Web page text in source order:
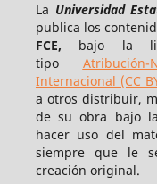
La Universidad
publica los
FCE, bajo la
tipo
Internacional (CC
a otros distribuir,
de su obra bajo la
hacer uso del
siempre que le
creación original.